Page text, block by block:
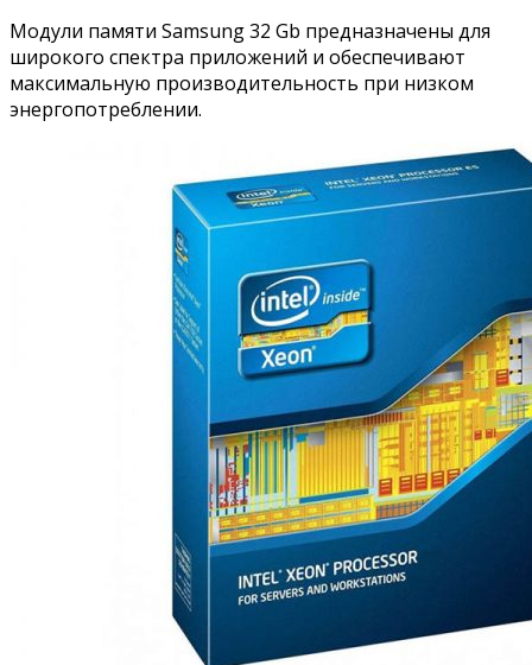
Модули памяти Samsung 32 Gb предназначены для
широкого спектра приложений и обеспечивают
максимальную производительность при низком
энергопотреблении.